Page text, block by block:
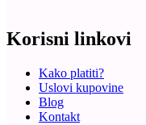
Korisni linkovi
Kako platiti?
Uslovi kupovine
Blog
Kontakt